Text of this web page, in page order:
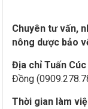
Chuyên tư vấn,
nông dược bảo
Địa chỉ Tuấn Cúc
Đồng
Thời gian làm